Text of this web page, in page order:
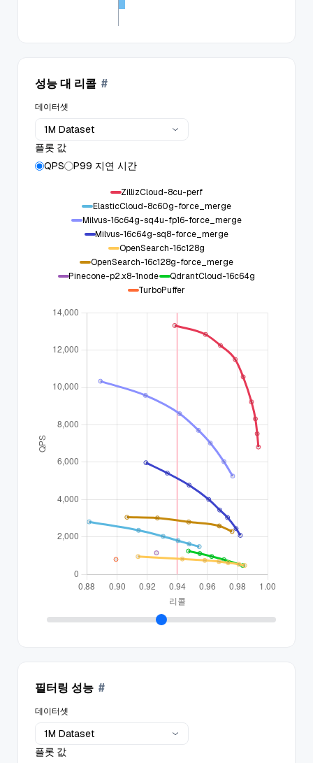
성능 대 리콜 #
데이터셋
1M Dataset
플롯 값
QPS
P99 지연 시간
ZillizCloud-8cu-perf
ElasticCloud-8c60g-force_merge
Milvus-16c64g-sq4u-fp16-force_merge
Milvus-16c64g-sq8-force_merge
OpenSearch-16c128g
OpenSearch-16c128g-force_merge
Pinecone-p2.x8-1node
QdrantCloud-16c64g
TurboPuffer
필터링 성능 #
데이터셋
1M Dataset
플롯 값